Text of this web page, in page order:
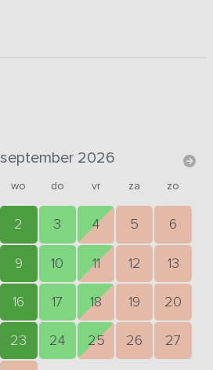
september 2026
wo do vr za zo
2 3 4 5 6
9 10 11 12 13
16 17 18 19 20
23 24 25 26 27